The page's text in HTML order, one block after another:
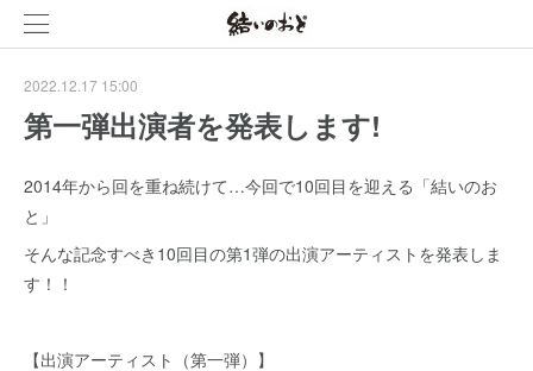
2022.12.17 15:00
第一弾出演者を発表します!
2014年から回を重ね続けて…今回で10回目を迎える「結いのお
と」
そんな記念すべき10回目の第1弾の出演アーティストを発表しま
す！！
【出演アーティスト（第一弾）】